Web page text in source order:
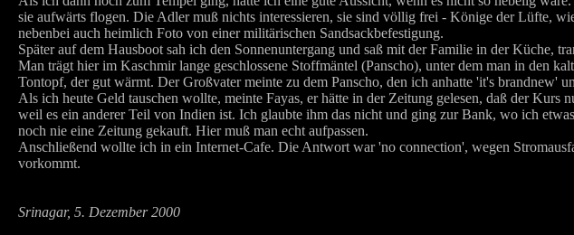
sie aufwärts flogen. Die Adler muß nichts interessieren, sie sind völlig frei - Könige der Lüfte,
nebenbei auch heimlich Foto von einer militärischen Sandsackbefestigung.
Später auf dem Hausboot sah ich den Sonnenuntergang und saß mit der Familie in der Küche,
Man trägt hier im Kaschmir lange geschlossene Stoffmäntel (Panscho), unter dem man in den
Tontopf, der gut wärmt. Der Großvater meinte zu dem Panscho, den ich anhatte 'it's brandnew'
Als ich heute Geld tauschen wollte, meinte Fayas, er hätte in der Zeitung gelesen, daß der
weil es ein anderer Teil von Indien ist. Ich glaubte ihm das nicht und ging zur Bank, wo ich
noch nie eine Zeitung gekauft. Hier muß man echt aufpassen.
Anschließend wollte ich in ein Internet-Cafe. Die Antwort war 'no connection', wegen
vorkommt.
Srinagar, 5. Dezember 2000